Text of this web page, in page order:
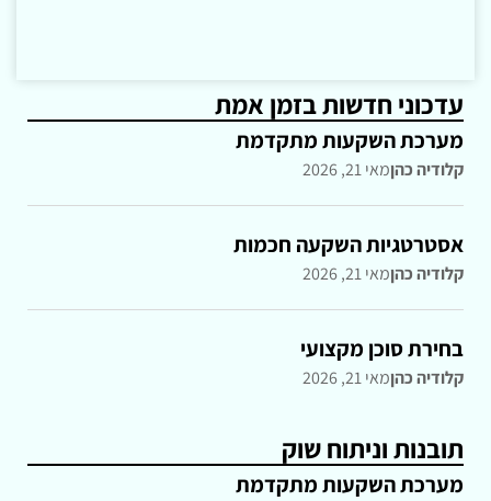
עדכוני חדשות בזמן אמת
מערכת השקעות מתקדמת
קלודיה כהןמאי 21, 2026
אסטרטגיות השקעה חכמות
קלודיה כהןמאי 21, 2026
בחירת סוכן מקצועי
קלודיה כהןמאי 21, 2026
תובנות וניתוח שוק
מערכת השקעות מתקדמת